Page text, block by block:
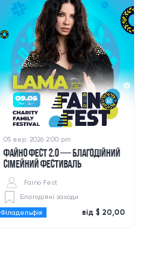
05 вер. 2026 2:00 pm
ФАЙНО ФЕСТ 2.0 — БЛАГОДІЙНИЙ
СІМЕЙНИЙ ФЕСТИВАЛЬ
Faino Fest
Благодійні заходи
Філадельфія від $ 20,00